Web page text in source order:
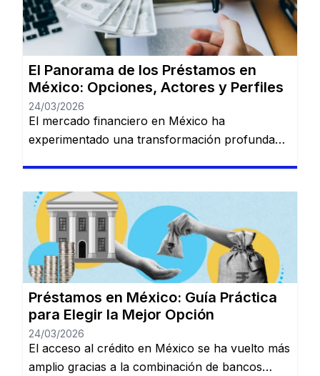
redirigido a otro sitio web. HolaDinero se
presenta como una plataforma de préstamos
en línea […]
El Panorama de los Préstamos en
México: Opciones, Actores y Perfiles
24/03/2026
El mercado financiero en México ha
experimentado una transformación profunda
plataformas digitales (Fintech) ha creado un
ecosistema donde prácticamente cualquier perfil
de usuario puede encontrar una solución de
financiamiento, siempre que comprenda las
reglas del juego crediticio local. 1. […]
Préstamos en México: Guía Práctica
para Elegir la Mejor Opción
24/03/2026
El acceso al crédito en México se ha vuelto más
amplio gracias a la combinación de bancos